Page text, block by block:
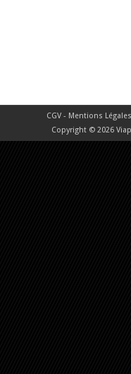
CGV - Mentions Légales
Copyright © 2026